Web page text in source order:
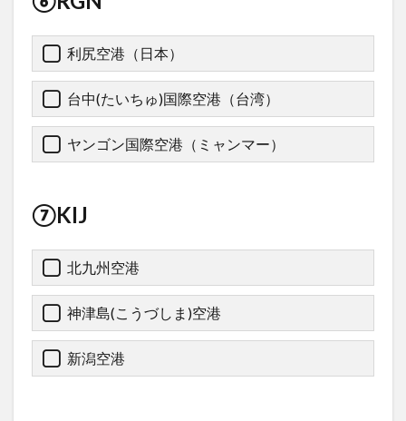
利尻空港（日本）
台中(たいちゅ)国際空港（台湾）
ヤンゴン国際空港（ミャンマー）
⑦KIJ
北九州空港
神津島(こうづしま)空港
新潟空港